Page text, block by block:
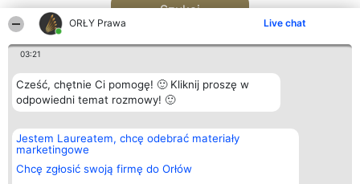
ORŁY Prawa Live chat
03:21
Cześć, chętnie Ci pomogę! 🙂 Kliknij proszę w
odpowiedni temat rozmowy! 🙂
Jestem Laureatem, chcę odebrać materiały
marketingowe
Chcę zgłosić swoją firmę do Orłów
Szukaj
Organizator plebiscytu
Bright Side Solutions sp. z o.
o. sp. k.
ul. Ruska 22
Wrocław 50-079
Plebiscyt
Laureaci
wszystkich
Laureatów
Kontakt
Kontakt